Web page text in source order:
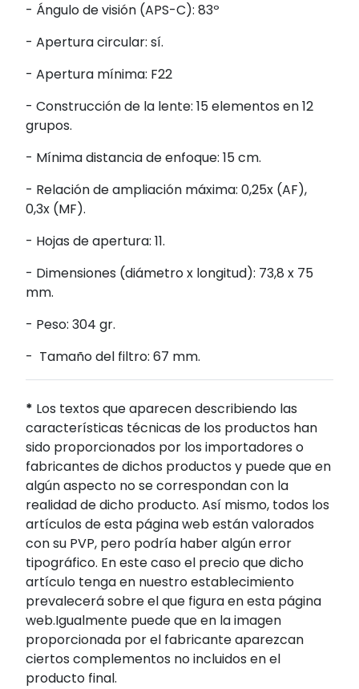
- Ángulo de visión (APS-C): 83º
- Apertura circular: sí.
- Apertura mínima: F22
- Construcción de la lente: 15 elementos en 12
grupos.
- Mínima distancia de enfoque: 15 cm.
- Relación de ampliación máxima: 0,25x (AF),
0,3x (MF).
- Hojas de apertura: 11.
- Dimensiones (diámetro x longitud): 73,8 x 75
mm.
- Peso: 304 gr.
- Tamaño del filtro: 67 mm.
* Los textos que aparecen describiendo las
características técnicas de los productos han
sido proporcionados por los importadores o
fabricantes de dichos productos y puede que en
algún aspecto no se correspondan con la
realidad de dicho producto. Así mismo, todos los
artículos de esta página web están valorados
con su PVP, pero podría haber algún error
tipográfico. En este caso el precio que dicho
artículo tenga en nuestro establecimiento
prevalecerá sobre el que figura en esta página
web.Igualmente puede que en la imagen
proporcionada por el fabricante aparezcan
ciertos complementos no incluidos en el
producto final.